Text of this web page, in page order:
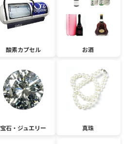
酸素カプセル お酒
宝石・ジュエリー 真珠